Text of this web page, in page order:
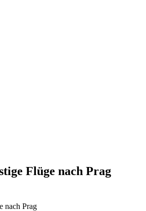
Flüge nach Prag
nach Prag